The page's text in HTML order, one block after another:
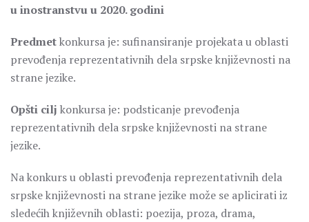
u inostranstvu u 2020. godini
Predmetkonkursa je: sufinansiranje projekata u oblasti
prevođenja reprezentativnih dela srpske književnosti na
strane jezike.
Opšti cilj konkursa je: podsticanje prevođenja
reprezentativnih dela srpske književnosti na strane
jezike.
Na konkurs u oblasti prevođenja reprezentativnih dela
srpske književnosti na strane jezike može se aplicirati iz
sledećih književnih oblasti: poezija, proza, drama,